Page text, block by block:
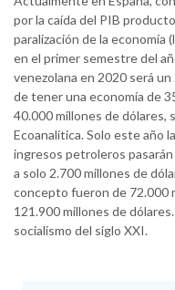
por la caída del PIB
paralización de la economía
en el primer semestre del
venezolana en 2020 será
de tener una economía de
40.000 millones de dólares,
Ecoanalítica. Solo este año
ingresos petroleros
a solo 2.700 millones de
concepto fueron de 72.000
121.900 millones de
socialismo del siglo XXI.